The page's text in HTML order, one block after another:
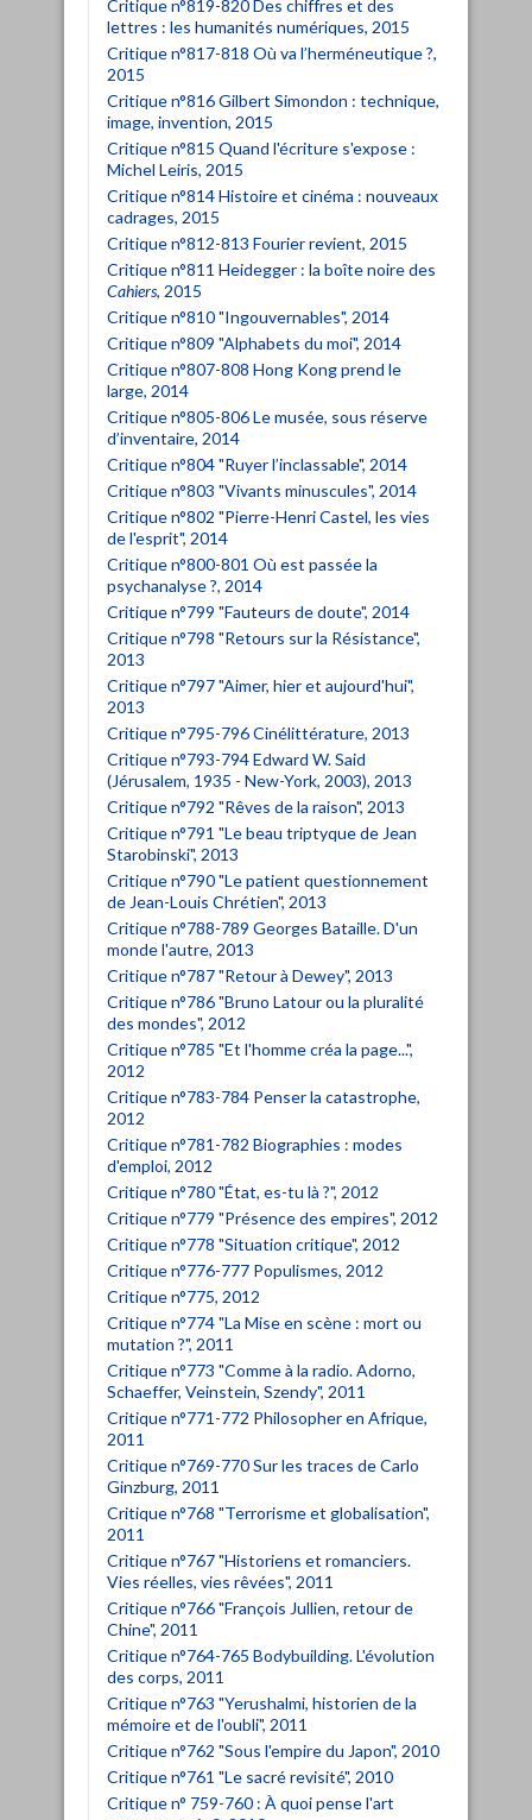
Critique n°819-820 Des chiffres et des
lettres : les humanités numériques, 2015
Critique n°817-818 Où va l’herméneutique ?,
2015
Critique n°816 Gilbert Simondon : technique,
image, invention, 2015
Critique n°815 Quand l'écriture s'expose :
Michel Leiris, 2015
Critique n°814 Histoire et cinéma : nouveaux
cadrages, 2015
Critique n°812-813 Fourier revient, 2015
Critique n°811 Heidegger : la boîte noire des
Cahiers, 2015
Critique n°810 "Ingouvernables", 2014
Critique n°809 "Alphabets du moi", 2014
Critique n°807-808 Hong Kong prend le
large, 2014
Critique n°805-806 Le musée, sous réserve
d’inventaire, 2014
Critique n°804 "Ruyer l’inclassable", 2014
Critique n°803 "Vivants minuscules", 2014
Critique n°802 "Pierre-Henri Castel, les vies
de l'esprit", 2014
Critique n°800-801 Où est passée la
psychanalyse ?, 2014
Critique n°799 "Fauteurs de doute", 2014
Critique n°798 "Retours sur la Résistance",
2013
Critique n°797 "Aimer, hier et aujourd'hui",
2013
Critique n°795-796 Cinélittérature, 2013
Critique n°793-794 Edward W. Said
(Jérusalem, 1935 - New-York, 2003), 2013
Critique n°792 "Rêves de la raison", 2013
Critique n°791 "Le beau triptyque de Jean
Starobinski", 2013
Critique n°790 "Le patient questionnement
de Jean-Louis Chrétien", 2013
Critique n°788-789 Georges Bataille. D'un
monde l'autre, 2013
Critique n°787 "Retour à Dewey", 2013
Critique n°786 "Bruno Latour ou la pluralité
des mondes", 2012
Critique n°785 "Et l'homme créa la page...",
2012
Critique n°783-784 Penser la catastrophe,
2012
Critique n°781-782 Biographies : modes
d'emploi, 2012
Critique n°780 "État, es-tu là ?", 2012
Critique n°779 "Présence des empires", 2012
Critique n°778 "Situation critique", 2012
Critique n°776-777 Populismes, 2012
Critique n°775, 2012
Critique n°774 "La Mise en scène : mort ou
mutation ?", 2011
Critique n°773 "Comme à la radio. Adorno,
Schaeffer, Veinstein, Szendy", 2011
Critique n°771-772 Philosopher en Afrique,
2011
Critique n°769-770 Sur les traces de Carlo
Ginzburg, 2011
Critique n°768 "Terrorisme et globalisation",
2011
Critique n°767 "Historiens et romanciers.
Vies réelles, vies rêvées", 2011
Critique n°766 "François Jullien, retour de
Chine", 2011
Critique n°764-765 Bodybuilding. L'évolution
des corps, 2011
Critique n°763 "Yerushalmi, historien de la
mémoire et de l'oubli", 2011
Critique n°762 "Sous l'empire du Japon", 2010
Critique n°761 "Le sacré revisité", 2010
Critique n° 759-760 : À quoi pense l'art